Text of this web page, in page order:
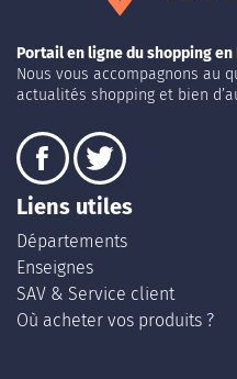
Portail en ligne du shopping en
Nous vous accompagnons au
actualités shopping et bien
Liens utiles
Départements
Enseignes
SAV & Service client
Où acheter vos produits ?